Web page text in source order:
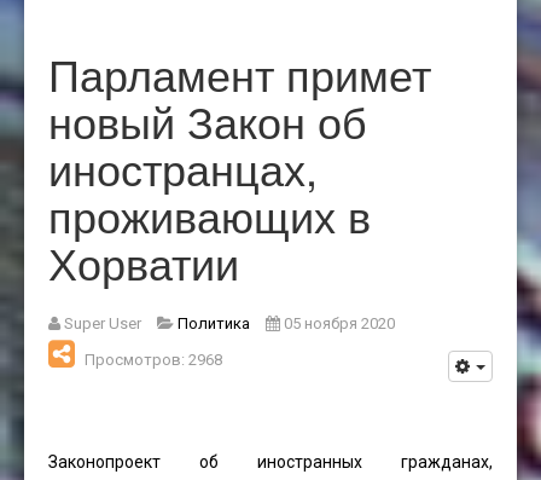
Парламент примет
новый Закон об
иностранцах,
проживающих в
Хорватии
Super User Политика
05 ноября 2020
Просмотров: 2968
Законопроект об иностранных гражданах,